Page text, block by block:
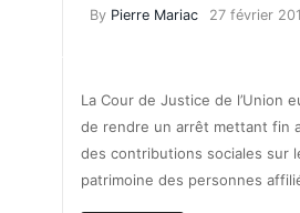
By Pierre Mariac 27 février
La Cour de Justice de l’Union
de rendre un arrêt mettant fin
des contributions sociales sur
patrimoine des personnes